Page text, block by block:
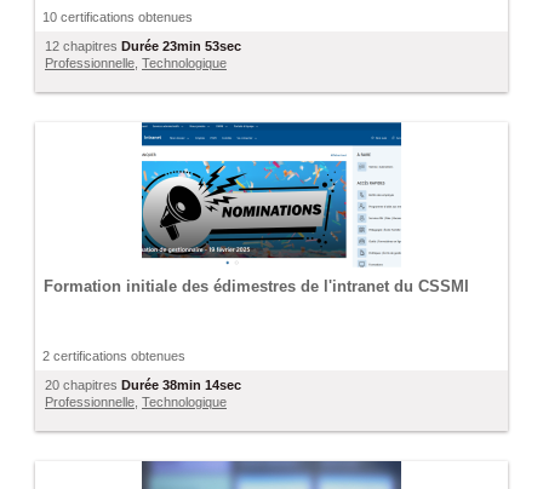
10 certifications obtenues
12 chapitres Durée 23min 53sec
Professionnelle Technologique
Formation initiale des édimestres de l'intranet du CSSMI
2 certifications obtenues
20 chapitres Durée 38min 14sec
Professionnelle Technologique